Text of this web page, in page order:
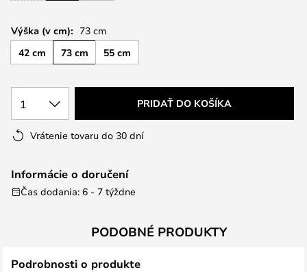
Výška (v cm): 73 cm
42 cm
73 cm 55 cm
1 PRIDAŤ DO KOŠÍKA
Vrátenie tovaru do 30 dní
Informácie o doručení
Čas dodania: 6 - 7 týždne
PODOBNÉ PRODUKTY
Podrobnosti o produkte